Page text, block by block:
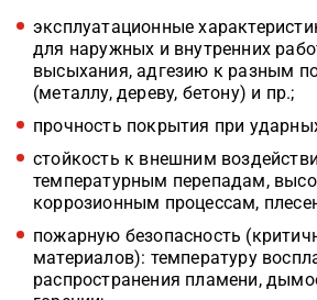
эксплуатационные
для наружных и внутренних
высыхания, адгезию к разным
(металлу, дереву, бетону) и пр.;
прочность покрытия при
стойкость к внешним
температурным перепадам,
коррозионным процессам,
пожарную безопасность
материалов): температуру
распространения пламени,